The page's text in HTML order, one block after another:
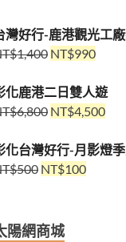
灣好行-鹿港觀光工
1,400 NT$990
化鹿港二日雙人遊
6,800 NT$4,500
化台灣好行-月影燈
500 NT$100
陽網商城